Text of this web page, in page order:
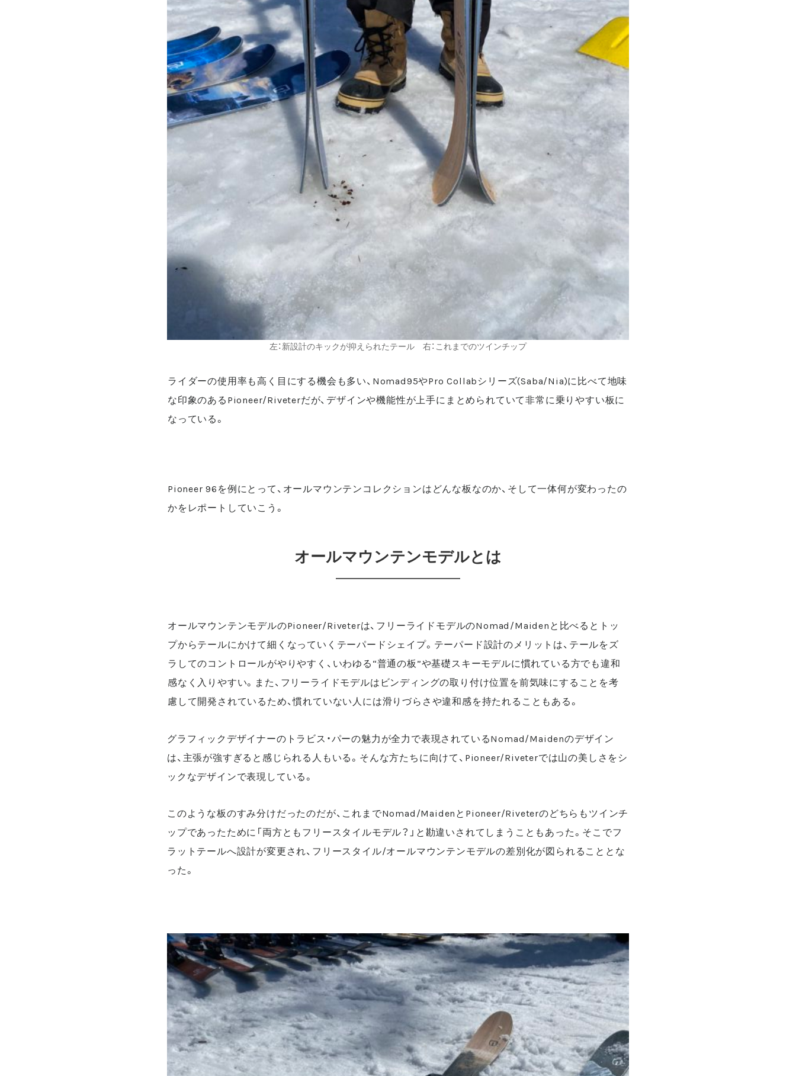
左：新設計のキックが抑えられたテール 右：これまでのツインチップ
ライダーの使用率も高く目にする機会も多い、Nomad95やPro Collabシリーズ(Saba/Nia)に比べて地味
な印象のあるPioneer/Riveterだが、デザインや機能性が上手にまとめられていて非常に乗りやすい板に
なっている。
Pioneer 96を例にとって、オールマウンテンコレクションはどんな板なのか、そして一体何が変わったの
かをレポートしていこう。
オールマウンテンモデルとは
オールマウンテンモデルのPioneer/Riveterは、フリーライドモデルのNomad/Maidenと比べるとトッ
プからテールにかけて細くなっていくテーパードシェイプ。テーパード設計のメリットは、テールをズ
ラしてのコントロールがやりやすく、いわゆる“普通の板”や基礎スキーモデルに慣れている方でも違和
感なく入りやすい。また、フリーライドモデルはビンディングの取り付け位置を前気味にすることを考
慮して開発されているため、慣れていない人には滑りづらさや違和感を持たれることもある。
グラフィックデザイナーのトラビス・パーの魅力が全力で表現されているNomad/Maidenのデザイン
は、主張が強すぎると感じられる人もいる。そんな方たちに向けて、Pioneer/Riveterでは山の美しさをシ
ックなデザインで表現している。
このような板のすみ分けだったのだが、これまでNomad/MaidenとPioneer/Riveterのどちらもツインチ
ップであったために「両方ともフリースタイルモデル？」と勘違いされてしまうこともあった。そこでフ
ラットテールへ設計が変更され、フリースタイル/オールマウンテンモデルの差別化が図られることとな
った。